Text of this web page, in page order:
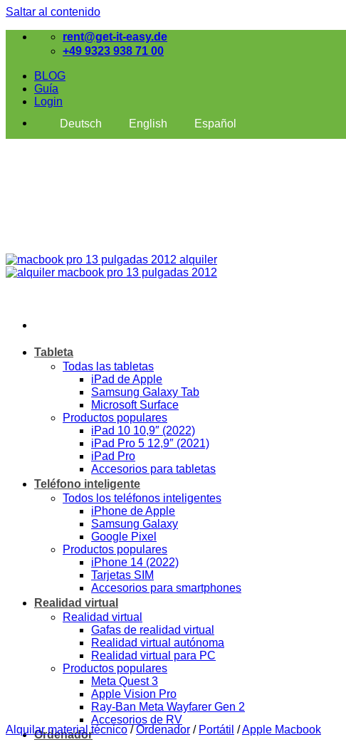
Saltar al contenido
rent@get-it-easy.de
+49 9323 938 71 00
BLOG
Guía
Login
Deutsch
English Español
Tableta
Todas las tabletas
iPad de Apple
Samsung Galaxy Tab
Microsoft Surface
Productos populares
iPad 10 10,9″ (2022)
iPad Pro 5 12,9″ (2021)
iPad Pro
Accesorios para tabletas
Teléfono inteligente
Todos los teléfonos inteligentes
iPhone de Apple
Samsung Galaxy
Google Pixel
Productos populares
iPhone 14 (2022)
Tarjetas SIM
Accesorios para smartphones
Realidad virtual
Realidad virtual
Gafas de realidad virtual
Realidad virtual autónoma
Realidad virtual para PC
Productos populares
Meta Quest 3
Apple Vision Pro
Ray-Ban Meta Wayfarer Gen 2
Accesorios de RV
Ordenador
Alquilar material técnico / Ordenador / Portátil /Apple Macbook